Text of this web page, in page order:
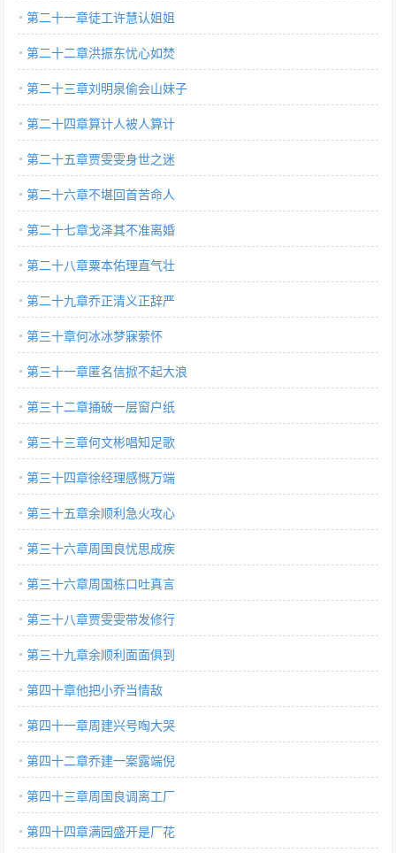
第二十一章徒工许慧认姐姐
第二十二章洪振东忧心如焚
第二十三章刘明泉偷会山妹子
第二十四章算计人被人算计
第二十五章贾雯雯身世之迷
第二十六章不堪回首苦命人
第二十七章戈泽其不准离婚
第二十八章粟本佑理直气壮
第二十九章乔正清义正辞严
第三十章何冰冰梦寐萦怀
第三十一章匿名信掀不起大浪
第三十二章捅破一层窗户纸
第三十三章何文彬唱知足歌
第三十四章徐经理感慨万端
第三十五章余顺利急火攻心
第三十六章周国良忧思成疾
第三十六章周国栋口吐真言
第三十八章贾雯雯带发修行
第三十九章余顺利面面俱到
第四十章他把小乔当情敌
第四十一章周建兴号啕大哭
第四十二章乔建一案露端倪
第四十三章周国良调离工厂
第四十四章满园盛开是厂花